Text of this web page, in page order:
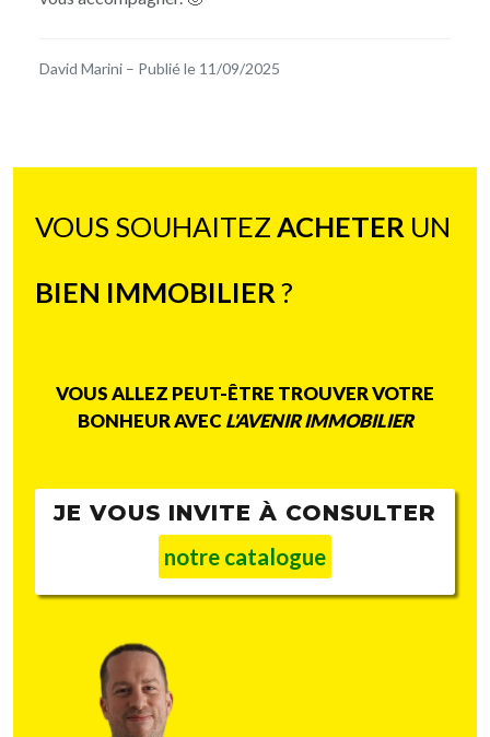
David Marini – Publié le 11/09/2025
VOUS SOUHAITEZ ACHETER UN
BIEN IMMOBILIER ?
VOUS ALLEZ PEUT-ÊTRE TROUVER VOTRE
BONHEUR AVECL'AVENIR IMMOBILIER
JE VOUS INVITE À CONSULTER
notre catalogue